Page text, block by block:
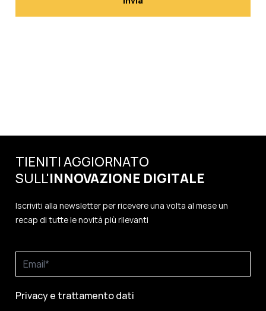
TIENITI AGGIORNATO
SULL'INNOVAZIONE DIGITALE
Iscriviti alla newsletter per ricevere una volta al mese un
recap di tutte le novità più rilevanti
Privacy e trattamento dati